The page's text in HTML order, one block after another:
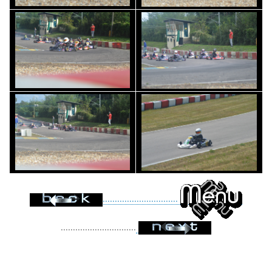
...............................
...............................